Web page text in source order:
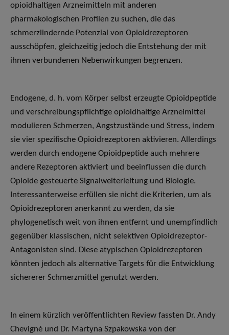
opioidhaltigen Arzneimitteln mit anderen
pharmakologischen Profilen zu suchen, die das
schmerzlindernde Potenzial von Opioidrezeptoren
ausschöpfen, gleichzeitig jedoch die Entstehung der mit
ihnen verbundenen Nebenwirkungen begrenzen.
Endogene, d. h. vom Körper selbst erzeugte Opioidpeptide
und verschreibungspflichtige opioidhaltige Arzneimittel
modulieren Schmerzen, Angstzustände und Stress, indem
sie vier spezifische Opioidrezeptoren aktivieren. Allerdings
werden durch endogene Opioidpeptide auch mehrere
andere Rezeptoren aktiviert und beeinflussen die durch
Opioide gesteuerte Signalweiterleitung und Biologie.
Interessanterweise erfüllen sie nicht die Kriterien, um als
Opioidrezeptoren anerkannt zu werden, da sie
phylogenetisch weit von ihnen entfernt und unempfindlich
gegenüber klassischen, nicht selektiven Opioidrezeptor-
Antagonisten sind. Diese atypischen Opioidrezeptoren
könnten jedoch als alternative Targets für die Entwicklung
sichererer Schmerzmittel genutzt werden.
In einem kürzlich veröffentlichten Review fassten Dr. Andy
Chevigné und Dr. Martyna Szpakowska von der